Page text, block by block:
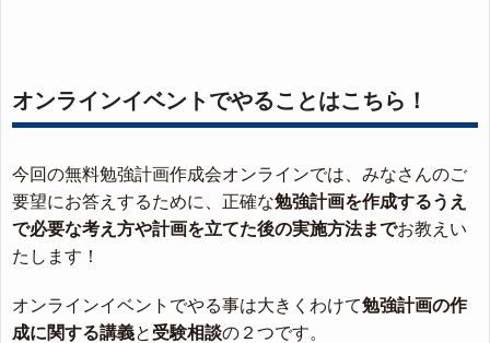
オンラインイベントでやることはこちら！
今回の無料勉強計画作成会オンラインでは、みなさんのご
要望にお答えするために、正確な勉強計画を作成するうえ
で必要な考え方や計画を立てた後の実施方法までお教えい
たします！
オンラインイベントでやる事は大きくわけて勉強計画の作
成に関する講義と 受験相談の２つです。